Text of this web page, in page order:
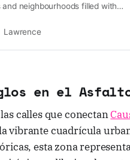
neighbourhoods filled with
Lawrence
en el
calles que conectan
vibrante cuadrícula
esta zona